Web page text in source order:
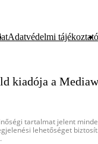
Adatvédelmi tájékoztató
kiadója a
tartalmat jelent
lehetőséget